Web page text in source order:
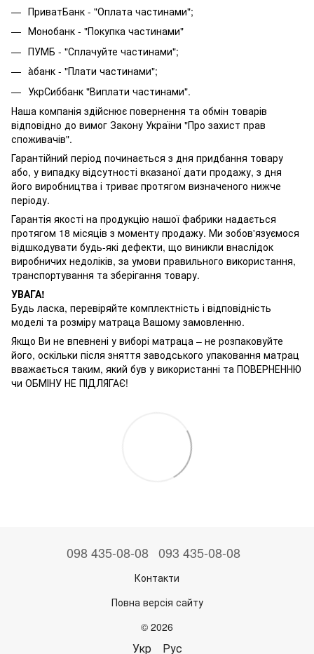
ПриватБанк - "Оплата частинами";
Монобанк - "Покупка частинами"
ПУМБ - "Сплачуйте частинами";
àбанк - "Плати частинами";
УкрСиббанк "Виплати частинами".
Наша компанія здійснює повернення та обмін товарів
відповідно до вимог Закону України "Про захист прав
споживачів".
Гарантійний період починається з дня придбання товару
або, у випадку відсутності вказаної дати продажу, з дня
його виробництва і триває протягом визначеного нижче
періоду.
Гарантія якості на продукцію нашої фабрики надається
протягом 18 місяців з моменту продажу. Ми зобов'язуємося
відшкодувати будь-які дефекти, що виникли внаслідок
виробничих недоліків, за умови правильного використання,
транспортування та зберігання товару.
УВАГА!
Будь ласка, перевіряйте комплектність і відповідність
моделі та розміру матраца Вашому замовленню.
Якщо Ви не впевнені у виборі матраца – не розпаковуйте
його, оскільки після зняття заводського упаковання матрац
вважається таким, який був у використанні та ПОВЕРНЕННЮ
чи ОБМІНУ НЕ ПІДЛЯГАЄ!
098 435-08-08 093 435-08-08
Контакти
Повна версія сайту
© 2026
Укр Рус